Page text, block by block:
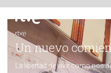
Se encuentra